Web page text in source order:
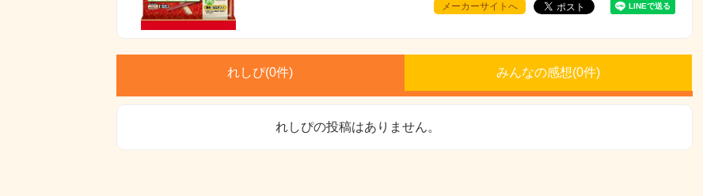
メーカーサイトへ
れしぴ(0件) みんなの感想(0件)
れしぴの投稿はありません。